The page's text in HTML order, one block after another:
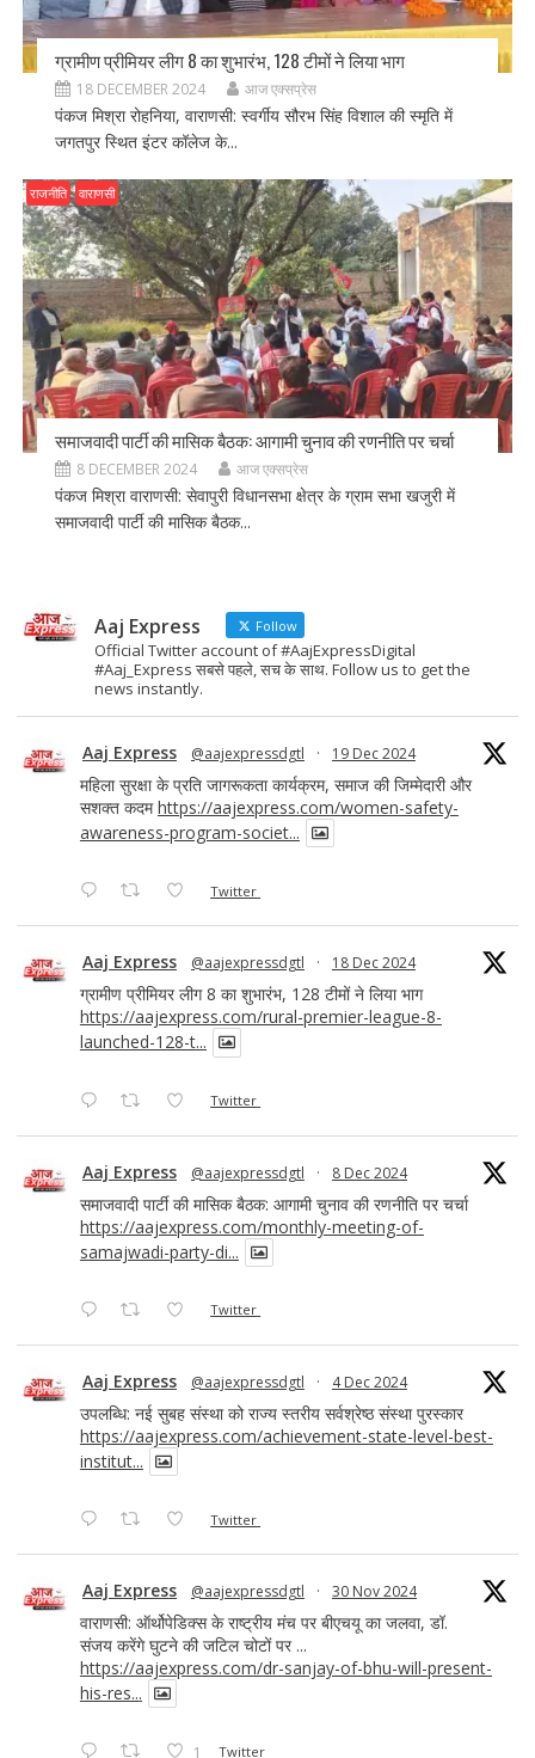
ग्रामीण प्रीमियर लीग 8 का शुभारंभ, 128 टीमों ने लिया भाग
18 DECEMBER 2024 आज एक्सप्रेस
पंकज मिश्रा रोहनिया, वाराणसी: स्वर्गीय सौरभ सिंह विशाल की स्मृति में
जगतपुर स्थित इंटर कॉलेज के...
राजनीति वाराणसी
समाजवादी पार्टी की मासिक बैठक: आगामी चुनाव की रणनीति पर चर्चा
8 DECEMBER 2024 आज एक्सप्रेस
पंकज मिश्रा वाराणसी: सेवापुरी विधानसभा क्षेत्र के ग्राम सभा खजुरी में
समाजवादी पार्टी की मासिक बैठक...
Aaj Express Follow
Official Twitter account of #AajExpressDigital
#Aaj_Express सबसे पहले, सच के साथ. Follow us to get the
news instantly.
Aaj Express @aajexpressdgtl · 19 Dec 2024
महिला सुरक्षा के प्रति जागरूकता कार्यक्रम, समाज की जिम्मेदारी और
सशक्त कदमhttps://aajexpress.com/women-safety-
awareness-program-societ...
Twitter
Aaj Express @aajexpressdgtl · 18 Dec 2024
ग्रामीण प्रीमियर लीग 8 का शुभारंभ, 128 टीमों ने लिया भाग
https://aajexpress.com/rural-premier-league-8-
launched-128-t...
Twitter
Aaj Express @aajexpressdgtl · 8 Dec 2024
समाजवादी पार्टी की मासिक बैठक: आगामी चुनाव की रणनीति पर चर्चा
https://aajexpress.com/monthly-meeting-of-
samajwadi-party-di...
Twitter
Aaj Express @aajexpressdgtl · 4 Dec 2024
उपलब्धि: नई सुबह संस्था को राज्य स्तरीय सर्वश्रेष्ठ संस्था पुरस्कार
https://aajexpress.com/achievement-state-level-best-
institut...
Twitter
Aaj Express @aajexpressdgtl · 30 Nov 2024
वाराणसी: ऑर्थोपेडिक्स के राष्ट्रीय मंच पर बीएचयू का जलवा, डॉ.
संजय करेंगे घुटने की जटिल चोटों पर ...
https://aajexpress.com/dr-sanjay-of-bhu-will-present-
his-res...
1 Twitter